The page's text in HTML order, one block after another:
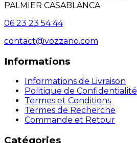
PALMIER CASABLANCA
06 23 23 54 44
contact@vozzano.com
Informations
Informations de Livraison
Politique de Confidentialité
Termes et Conditions
Termes de Recherche
Commande et Retour
Catégories